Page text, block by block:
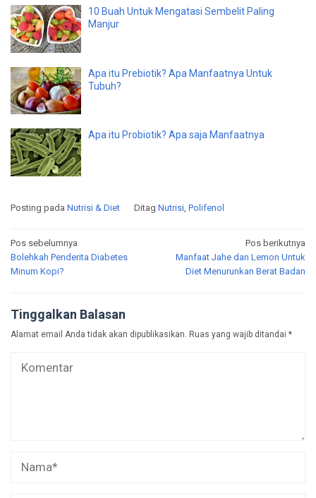
10 Buah Untuk Mengatasi Sembelit Paling
Manjur
Apa itu Prebiotik? Apa Manfaatnya Untuk
Tubuh?
Apa itu Probiotik? Apa saja Manfaatnya
Posting pada Nutrisi & Diet Ditag Nutrisi Polifenol
Navigasi
pos
Pos sebelumnya
Bolehkah Penderita Diabetes
Minum Kopi?
Pos berikutnya
Manfaat Jahe dan Lemon Untuk
Diet Menurunkan Berat Badan
Tinggalkan Balasan
Alamat email Anda tidak akan dipublikasikan. Ruas yang wajib ditandai *